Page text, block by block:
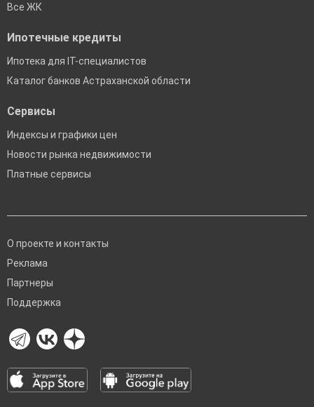
Все ЖК
Ипотечные кредиты
Ипотека для IT-специалистов
Каталог банков Астраханской области
Сервисы
Индексы и графики цен
Новости рынка недвижимости
Платные сервисы
О проекте и контакты
Реклама
Партнеры
Поддержка